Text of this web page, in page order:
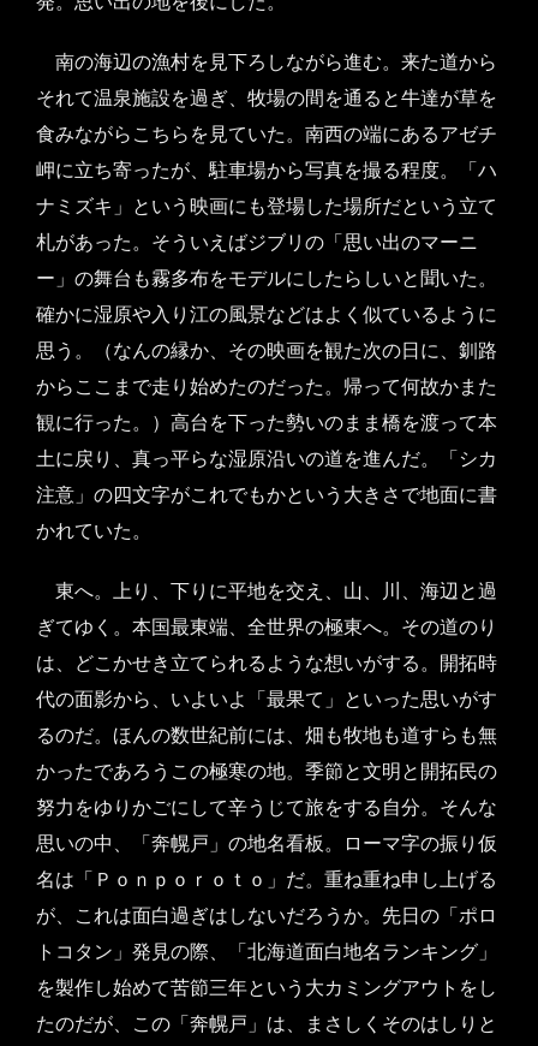
南の海辺の漁村を見下ろしながら進む。来た道から
それて温泉施設を過ぎ、牧場の間を通ると牛達が草を
食みながらこちらを見ていた。南西の端にあるアゼチ
岬に立ち寄ったが、駐車場から写真を撮る程度。「ハ
ナミズキ」という映画にも登場した場所だという立て
札があった。そういえばジブリの「思い出のマーニ
ー」の舞台も霧多布をモデルにしたらしいと聞いた。
確かに湿原や入り江の風景などはよく似ているように
思う。（なんの縁か、その映画を観た次の日に、釧路
からここまで走り始めたのだった。帰って何故かまた
観に行った。）高台を下った勢いのまま橋を渡って本
土に戻り、真っ平らな湿原沿いの道を進んだ。「シカ
注意」の四文字がこれでもかという大きさで地面に書
かれていた。
東へ。上り、下りに平地を交え、山、川、海辺と過
ぎてゆく。本国最東端、全世界の極東へ。その道のり
は、どこかせき立てられるような想いがする。開拓時
代の面影から、いよいよ「最果て」といった思いがす
るのだ。ほんの数世紀前には、畑も牧地も道すらも無
かったであろうこの極寒の地。季節と文明と開拓民の
努力をゆりかごにして辛うじて旅をする自分。そんな
思いの中、「奔幌戸」の地名看板。ローマ字の振り仮
名は「Ｐｏｎｐｏｒｏｔｏ」だ。重ね重ね申し上げる
が、これは面白過ぎはしないだろうか。先日の「ポロ
トコタン」発見の際、「北海道面白地名ランキング」
を製作し始めて苦節三年という大カミングアウトをし
たのだが、この「奔幌戸」は、まさしくそのはしりと